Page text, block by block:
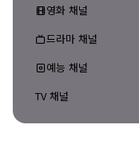
영화 채널
드라마 채널
예능 채널
TV 채널